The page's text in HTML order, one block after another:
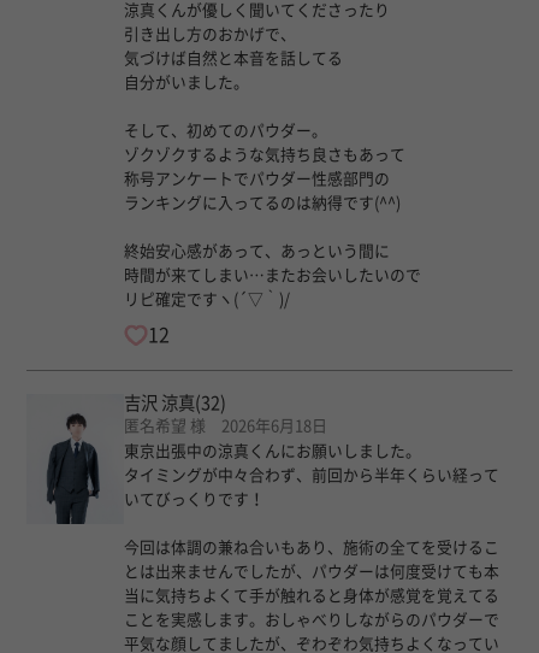
涼真くんが優しく聞いてくださったり
引き出し方のおかげで、
気づけば自然と本音を話してる
自分がいました。
そして、初めてのパウダー。
ゾクゾクするような気持ち良さもあって
称号アンケートでパウダー性感部門の
ランキングに入ってるのは納得です(^^)
終始安心感があって、あっという間に
時間が来てしまい…またお会いしたいので
リピ確定ですヽ(´▽｀)/
12
吉沢 涼真(32)
匿名希望 様 2026年6月18日
東京出張中の涼真くんにお願いしました。
タイミングが中々合わず、前回から半年くらい経って
いてびっくりです！
今回は体調の兼ね合いもあり、施術の全てを受けるこ
とは出来ませんでしたが、パウダーは何度受けても本
当に気持ちよくて手が触れると身体が感覚を覚えてる
ことを実感します。おしゃべりしながらのパウダーで
平気な顔してましたが、ぞわぞわ気持ちよくなってい